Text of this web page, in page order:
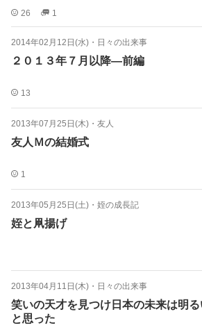
26 1
2014年02月12日(水) ・ 日々の出来事
２０１３年７月以降―前編
13
2013年07月25日(木) ・ 友人
友人Ｍの結婚式
1
2013年05月25日(土) ・ 姪の成長記
姪と凧揚げ
2013年04月11日(木) ・ 日々の出来事
笑いの天才を見つけ日本の未来は明る
と思った